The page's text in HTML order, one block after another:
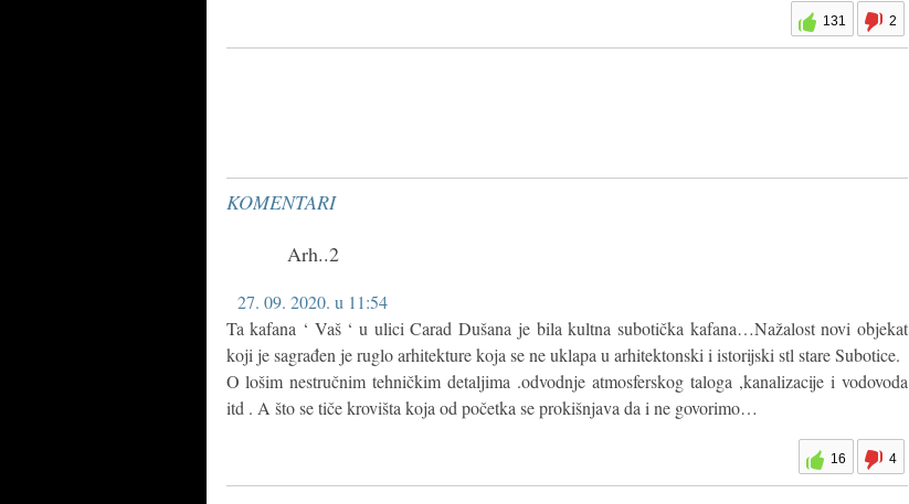
131 2
KOMENTARI
Arh..2
27. 09. 2020. u 11:54
Ta kafana ‘ Vaš ‘ u ulici Carad Dušana je bila kultna subotička kafana…Nažalost novi objekat
koji je sagrađen je ruglo arhitekture koja se ne uklapa u arhitektonski i istorijski stl stare Subotice.
O lošim nestručnim tehničkim detaljima .odvodnje atmosferskog taloga ,kanalizacije i vodovoda
itd . A što se tiče krovišta koja od početka se prokišnjava da i ne govorimo…
16 4